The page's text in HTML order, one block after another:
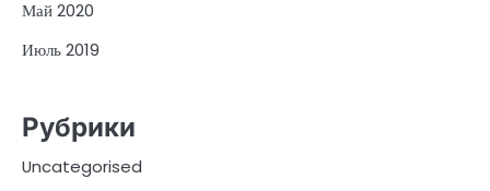
Май 2020
Июль 2019
Рубрики
Uncategorised